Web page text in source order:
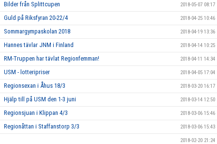
Bilder från Splittcupen 2018-05-07 08:17
Guld på Riksfyran 20-22/4 2018-04-25 10:46
Sommargympaskolan 2018 2018-04-19 13:36
Hannes tävlar JNM i Finland 2018-04-14 10:25
RM-Truppen har tävlat Regionfemman! 2018-04-11 14:34
USM - lotteripriser 2018-04-05 17:04
Regionsexan i Åhus 18/3 2018-03-20 16:17
Hjälp till på USM den 1-3 juni 2018-03-14 12:50
Regionsjuan i Klippan 4/3 2018-03-06 15:46
Regionåttan i Staffanstorp 3/3 2018-03-06 15:43
2018-02-20 21:24